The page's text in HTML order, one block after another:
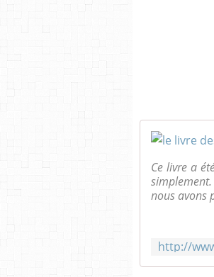
Ce livre a
nous avons